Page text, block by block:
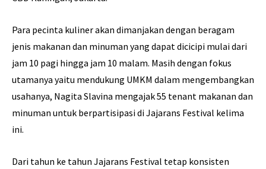
Para pecinta kuliner akan dimanjakan dengan beragam
jenis makanan dan minuman yang dapat dicicipi mulai dari
jam 10 pagi hingga jam 10 malam. Masih dengan fokus
utamanya yaitu mendukung UMKM dalam mengembangkan
usahanya, Nagita Slavina mengajak 55 tenant makanan dan
minuman untuk berpartisipasi di Jajarans Festival kelima
ini.
Dari tahun ke tahun Jajarans Festival tetap konsisten